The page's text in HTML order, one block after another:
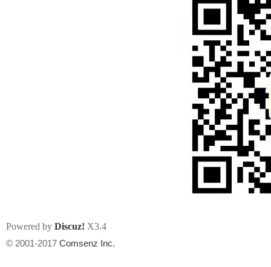
Powered by Discuz! X3.4
© 2001-2017 Comsenz Inc.